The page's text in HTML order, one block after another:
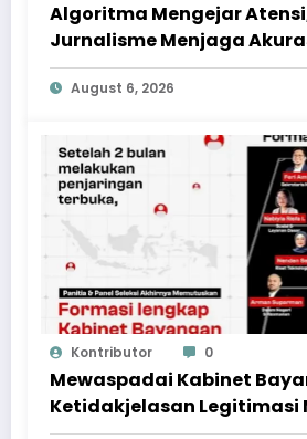
Algoritma Mengejar
Jurnalisme Menjaga
Sehat Publik
August 6, 2026
Kontributor 0
Mewaspadai Kabinet
Ketidakjelasan Legitimasi
Representasi